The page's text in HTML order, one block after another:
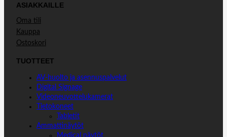
ASIAKKAILLE
Oma tili
Kauppa
Ostoskori
TUOTTEET
AV-huolto ja asennuspalvelut
Digital Signage
Videoneuvottelukamerat
Tietokoneet
Tabletit
Ammattinäytöt
Medical näytöt